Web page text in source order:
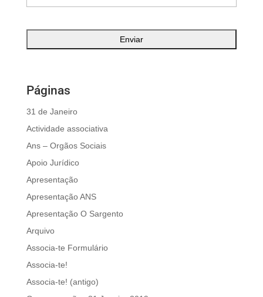
Páginas
31 de Janeiro
Actividade associativa
Ans – Orgãos Sociais
Apoio Jurídico
Apresentação
Apresentação ANS
Apresentação O Sargento
Arquivo
Associa-te Formulário
Associa-te!
Associa-te! (antigo)